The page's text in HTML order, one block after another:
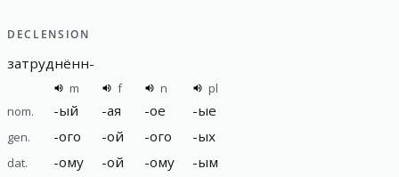
DECLENSION
затруднённ-
m f n
pl
nom.
-ый -ая -ое -ые
gen. -ого -ой -ого -ых
dat. -ому -ой -ому -ым